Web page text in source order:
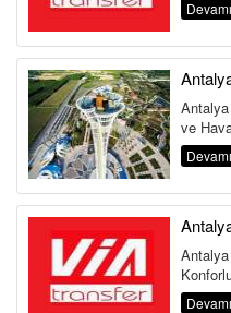
ve
Antalya
Hizmeti